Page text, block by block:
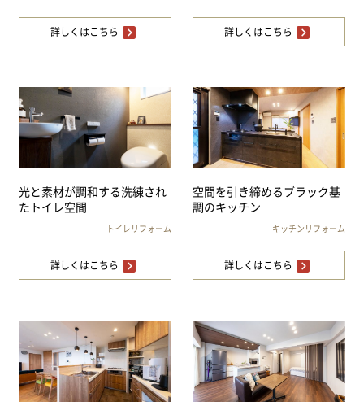
詳しくはこちら 詳しくはこちら
光と素材が調和する洗練され
たトイレ空間
トイレリフォーム
詳しくはこちら
空間を引き締めるブラック基
調のキッチン
キッチンリフォーム
詳しくはこちら